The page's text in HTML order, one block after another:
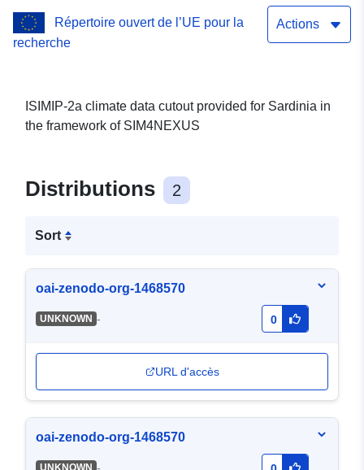
Répertoire ouvert de l’UE pour la
recherche
Actions
ISIMIP-2a climate data cutout provided for Sardinia in
the framework of SIM4NEXUS
Distributions 2
Sort
oai-zenodo-org-1468570
UNKNOWN - 0
URL d'accès
oai-zenodo-org-1468570